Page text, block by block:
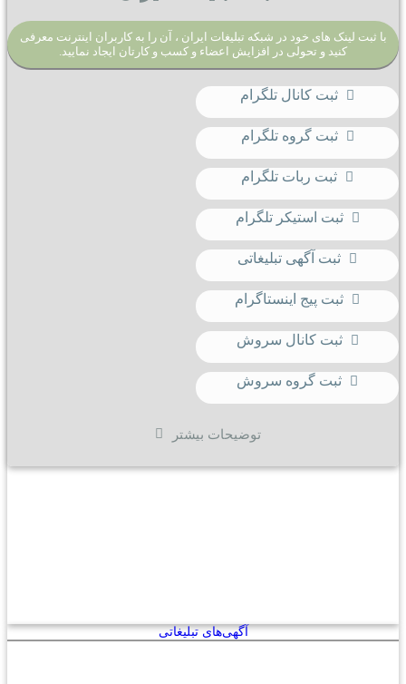
با ثبت لینک های خود در شبکه تبلیغات ایران ، آن را به کاربران اینترنت معرفی
کنید و تحولی در افزایش اعضاء و کسب و کارتان ایجاد نمایید.
ثبت کانال تلگرام
ثبت گروه تلگرام
ثبت ربات تلگرام
ثبت استیکر تلگرام
ثبت آگهی تبلیغاتی
ثبت پیج اینستاگرام
ثبت کانال سروش
ثبت گروه سروش
توضیحات بیشتر
آگهی‌های تبلیغاتی